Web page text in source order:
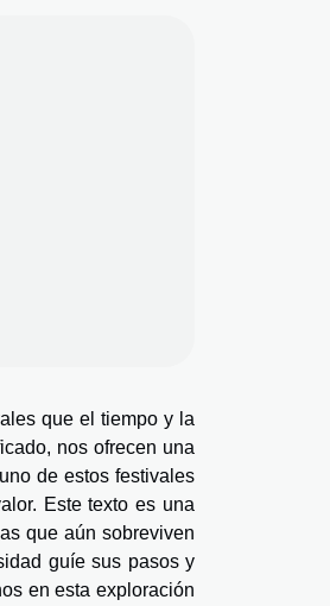
que el tiempo y la
nos ofrecen una
de estos festivales
Este texto es una
que aún sobreviven
guíe sus pasos y
en esta exploración